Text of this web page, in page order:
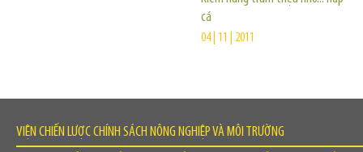
cá
04 | 11 | 2011
VIỆN CHIẾN LƯỢC CHÍNH SÁCH NÔNG NGHIỆP VÀ MÔI TRƯỜNG